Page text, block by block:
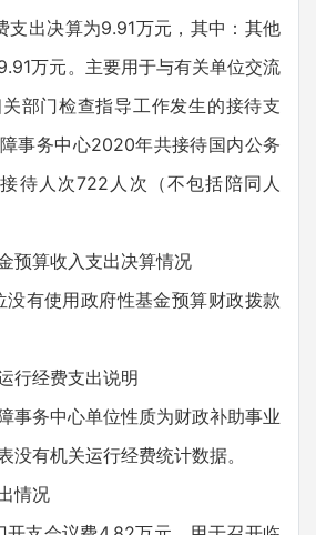
支出决算为9.91万元，其中：其他
万元。主要用于与有关单位交流
部门检查指导工作发生的接待支
事务中心2020年共接待国内公务
待人次722人次（不包括陪同人
预算收入支出决算情况
有使用政府性基金预算财政拨款
行经费支出说明
事务中心单位性质为财政补助事业
没有机关运行经费统计数据。
情况